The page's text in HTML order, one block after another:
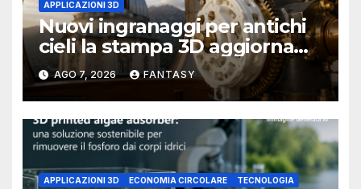
APPLICAZIONI 3D
Nuovi ingranaggi per antichi
cieli la stampa 3D aggiorna
un osservatorio del 1930 della
University of Arkansas at
Little Rock
AGO 7, 2026 FANTASY
APPLICAZIONI 3D ECONOMIA CIRCOLARE TECNOLOGIA